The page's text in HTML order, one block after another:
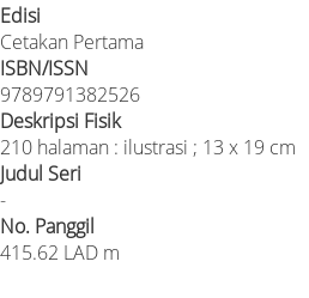
Edisi
Cetakan Pertama
ISBN/ISSN
9789791382526
Deskripsi Fisik
210 halaman : ilustrasi ; 13 x 19 cm
Judul Seri
-
No. Panggil
415.62 LAD m